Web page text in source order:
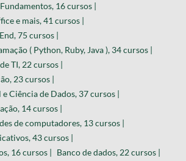
16 cursos |
e mais, 41 cursos |
75 cursos |
( Python, Ruby, Java ), 34 cursos |
TI, 22 cursos |
23 cursos |
Ciência de Dados, 37 cursos |
14 cursos |
de computadores, 13 cursos |
43 cursos |
16 cursos |
Banco de dados, 22 cursos |